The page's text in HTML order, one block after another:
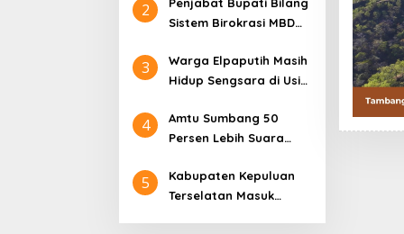
Lekatompessy” di
Jersey AC Milan di Liga
2
Sistem Birokrasi MBD
Penyakitnya Akut
3
Warga Elpaputih Masih
Hidup Sengsara di Usia
Merdeka
4
Amtu Sumbang 50
Persen Lebih Suara
Dawera, Tiwery Perkuat
Hanura di Marsela
5
Kabupaten Kepuluan
Terselatan Masuk